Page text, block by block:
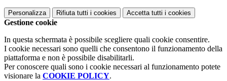
Personalizza Rifiuta tutti i cookies Accetta tutti i cookies
Gestione cookie
In questa schermata è possibile scegliere quali cookie consentire.
I cookie necessari sono quelli che consentono il funzionamento della
piattaforma e non è possibile disabilitarli.
Per conoscere quali sono i cookie necessari al funzionamento potete
visionare la COOKIE POLICY.